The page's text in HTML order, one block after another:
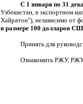
С 1 января по 31
Узбекистан, в экспортном
Хайратон"), независимо от
в размере 100 долларов
Принять для
Ознакомить РЖУ,